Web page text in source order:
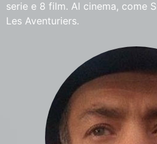
serie e 8 film. Al cinema, come
Les Aventuriers.